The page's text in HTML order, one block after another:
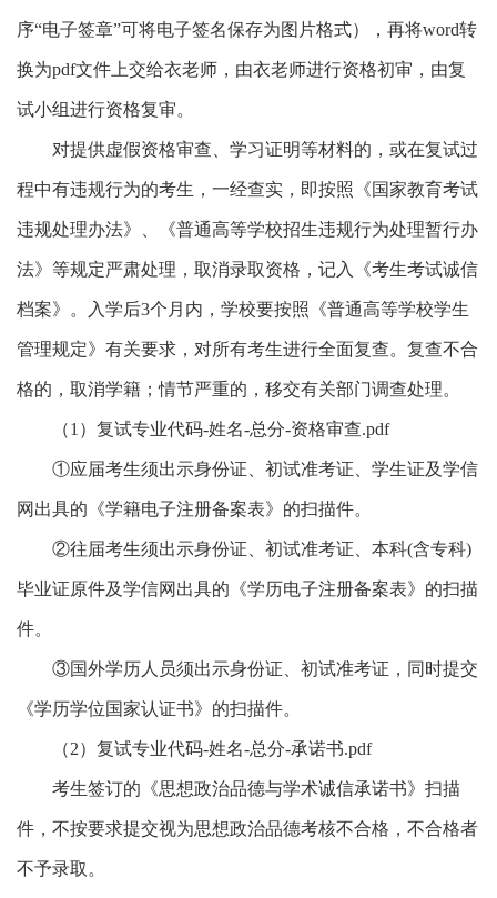
序“电子签章”可将电子签名保存为图片格式），再将word转
换为pdf文件上交给衣老师，由衣老师进行资格初审，由复
试小组进行资格复审。
对提供虚假资格审查、学习证明等材料的，或在复试过
程中有违规行为的考生，一经查实，即按照《国家教育考试
违规处理办法》、《普通高等学校招生违规行为处理暂行办
法》等规定严肃处理，取消录取资格，记入《考生考试诚信
档案》。入学后3个月内，学校要按照《普通高等学校学生
管理规定》有关要求，对所有考生进行全面复查。复查不合
格的，取消学籍；情节严重的，移交有关部门调查处理。
（1）复试专业代码-姓名-总分-资格审查.pdf
①应届考生须出示身份证、初试准考证、学生证及学信
网出具的《学籍电子注册备案表》的扫描件。
②往届考生须出示身份证、初试准考证、本科(含专科)
毕业证原件及学信网出具的《学历电子注册备案表》的扫描
件。
③国外学历人员须出示身份证、初试准考证，同时提交
《学历学位国家认证书》的扫描件。
（2）复试专业代码-姓名-总分-承诺书.pdf
考生签订的《思想政治品德与学术诚信承诺书》扫描
件，不按要求提交视为思想政治品德考核不合格，不合格者
不予录取。